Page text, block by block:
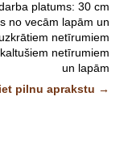
E-pasts*
Izvēlieties tuvāko
veikalu*
platums: 30 cm
no vecām lapām un
netīrumiem
netīrumiem
un lapām
- darba leņķi
un virzienu
pilnu aprakstu →